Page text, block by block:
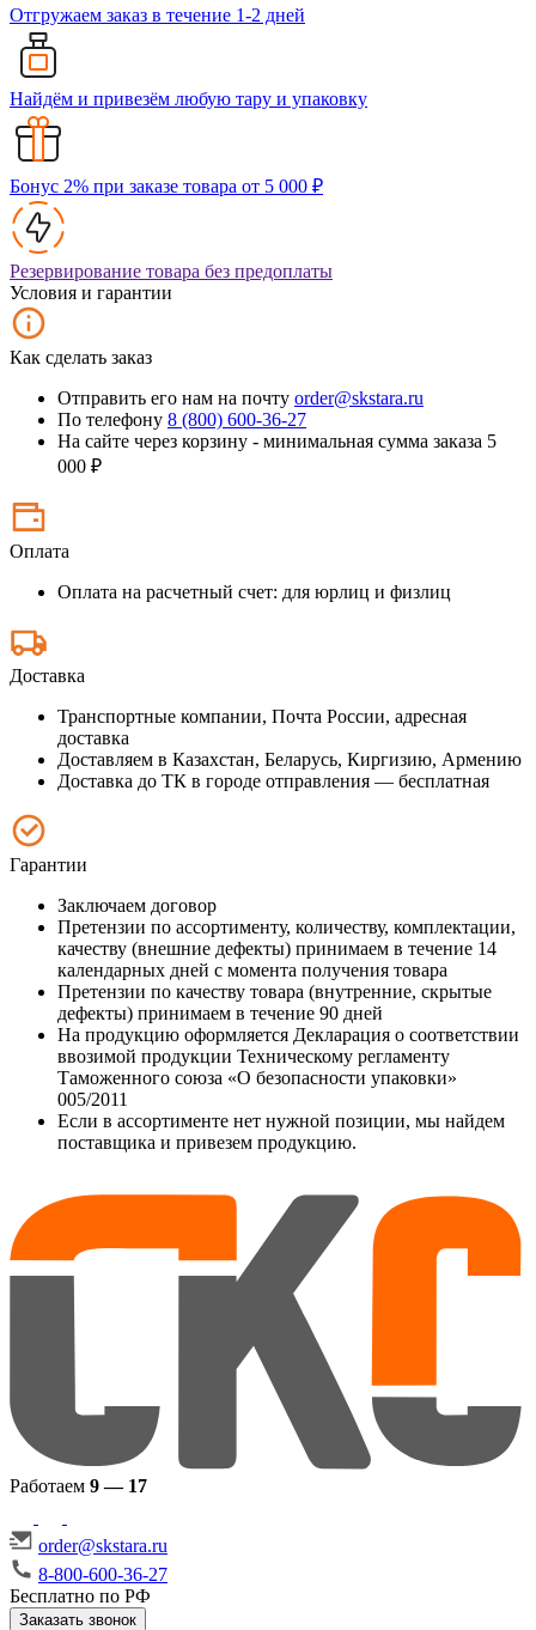
Отгружаем заказ в течение 1-2 дней
Найдём и привезём любую тару и упаковку
Бонус 2% при заказе товара от 5 000 ₽
Резервирование товара без предоплаты
Условия и гарантии
Как сделать заказ
Отправить его нам на почту order@skstara.ru
По телефону 8 (800) 600-36-27
На сайте через корзину - минимальная сумма заказа 5
000 ₽
Оплата
Оплата на расчетный счет: для юрлиц и физлиц
Доставка
Транспортные компании, Почта России, адресная
доставка
Доставляем в Казахстан, Беларусь, Киргизию, Армению
Доставка до ТК в городе отправления — бесплатная
Гарантии
Заключаем договор
Претензии по ассортименту, количеству, комплектации,
качеству (внешние дефекты) принимаем в течение 14
календарных дней с момента получения товара
Претензии по качеству товара (внутренние, скрытые
дефекты) принимаем в течение 90 дней
На продукцию оформляется Декларация о соответствии
ввозимой продукции Техническому регламенту
Таможенного союза «О безопасности упаковки»
005/2011
Если в ассортименте нет нужной позиции, мы найдем
поставщика и привезем продукцию.
Работаем 9 — 17
order@skstara.ru
8-800-600-36-27
Бесплатно по РФ
Заказать звонок